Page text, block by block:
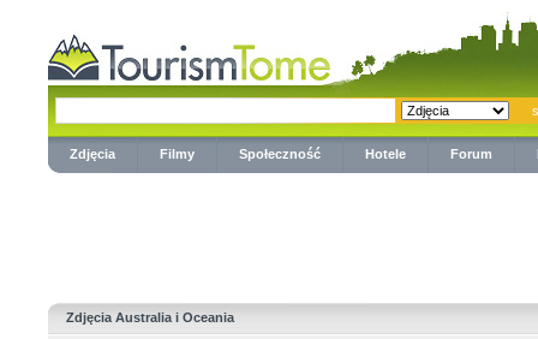
Zdjęcia Filmy Społeczność Hotele Forum
Zdjęcia Australia i Oceania